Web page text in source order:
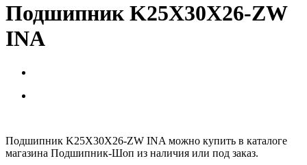
Подшипник K25X30X26-ZW
INA
Подшипник K25X30X26-ZW INA можно купить в каталоге
магазина Подшипник-Шоп из наличия или под заказ.